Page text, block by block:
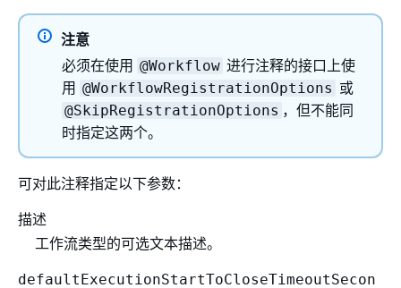
注意
必须在使用 @Workflow 进行注释的接口上使
用 @WorkflowRegistrationOptions 或
@SkipRegistrationOptions ，但不能同
时指定这两个。
可对此注释指定以下参数：
描述
工作流类型的可选文本描述。
defaultExecutionStartToCloseTimeoutSecon